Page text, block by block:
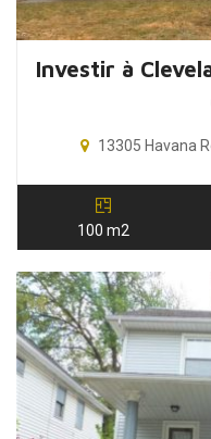
13305 Havana
100 m2